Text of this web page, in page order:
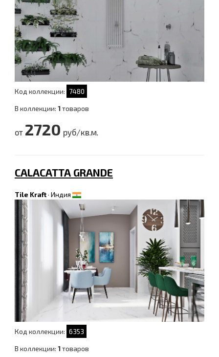
Код коллекции: 7480
В коллекции: 1товаров
от 2720 руб/кв.м.
CALACATTA GRANDE
Tile Kraft· Индия
Код коллекции: 6353
В коллекции: 1товаров